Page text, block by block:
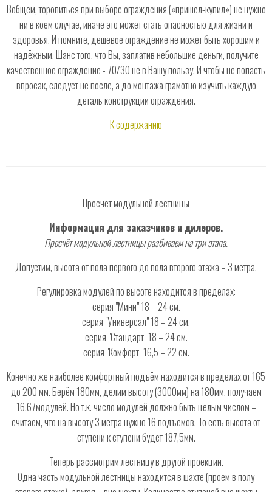
Вобщем, торопиться при выборе ограждения («пришел-купил») не нужно
ни в коем случае, иначе это может стать опасностью для жизни и
здоровья. И помните, дешевое ограждение не может быть хорошим и
надёжным. Шанс того, что Вы, заплатив небольшие деньги, получите
качественное ограждение - 70/30 не в Вашу пользу. И чтобы не попасть
впросак, следует не после, а до монтажа грамотно изучить каждую
деталь конструкции ограждения.
К содержанию
Просчёт модульной лестницы
Информация для заказчиков и дилеров.
Просчёт модульной лестницы разбиваем на три этапа.
Допустим, высота от пола первого до пола второго этажа – 3 метра.
Регулировка модулей по высоте находится в пределах:
серия "Мини" 18 – 24 см.
серия "Универсал" 18 – 24 см.
серия "Стандарт" 18 – 24 см.
серия "Комфорт" 16,5 – 22 см.
Конечно же наиболее комфортный подъём находится в пределах от 165
до 200 мм. Берём 180мм, делим высоту (3000мм) на 180мм, получаем
16,67модулей. Но т.к. число модулей должно быть целым числом –
считаем, что на высоту 3 метра нужно 16 подъёмов. То есть высота от
ступени к ступени будет 187,5мм.
Теперь рассмотрим лестницу в другой проекции.
Одна часть модульной лестницы находится в шахте (проём в полу